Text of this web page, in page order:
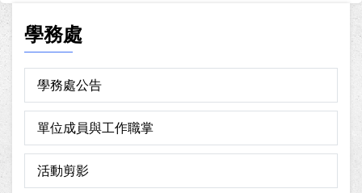
學務處
學務處公告
單位成員與工作職掌
活動剪影